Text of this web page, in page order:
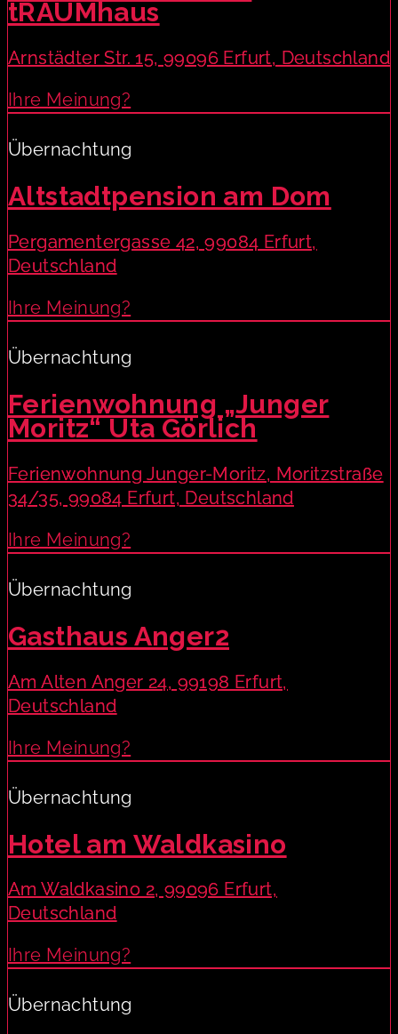
tRAUMhaus
Arnstädter Str. 15, 99096 Erfurt, Deutschland
Ihre Meinung?
Übernachtung
Altstadtpension am Dom
Pergamentergasse 42, 99084 Erfurt,
Deutschland
Ihre Meinung?
Übernachtung
Ferienwohnung „Junger
Moritz“ Uta Görlich
Ferienwohnung Junger-Moritz, Moritzstraße
34/35, 99084 Erfurt, Deutschland
Ihre Meinung?
Übernachtung
Gasthaus Anger2
Am Alten Anger 24, 99198 Erfurt,
Deutschland
Ihre Meinung?
Übernachtung
Hotel am Waldkasino
Am Waldkasino 2, 99096 Erfurt,
Deutschland
Ihre Meinung?
Übernachtung